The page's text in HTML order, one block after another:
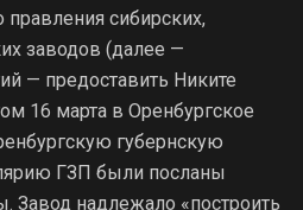
сибирских,
заводов (далее —
— предоставить Никите
16 марта в Оренбургское
губернскую
ГЗП были посланы
Завод надлежало «построить